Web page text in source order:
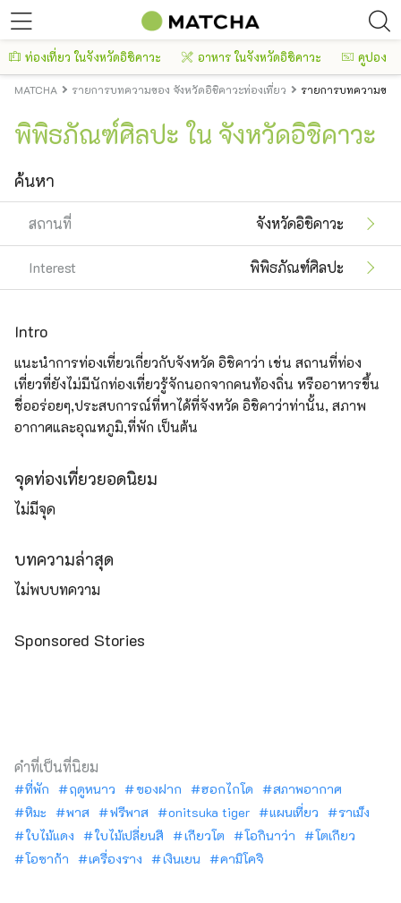
ท่องเที่ยว ในจังหวัดอิชิคาวะ อาหาร ในจังหวัดอิชิคาวะ คูปอง
MATCHA รายการบทความของ จังหวัดอิชิคาวะท่องเที่ยว รายการบทความขอ
พิพิธภัณฑ์ศิลปะ ใน จังหวัดอิชิคาวะ
ค้นหา
สถานที่ จังหวัดอิชิคาวะ
Interest พิพิธภัณฑ์ศิลปะ
Intro
แนะนำการท่องเที่ยวเกี่ยวกับจังหวัด อิชิคาว่า เช่น สถานที่ท่อง
เที่ยวที่ยังไม่มีนักท่องเที่ยวรู้จักนอกจากคนท้องถิ่น หรืออาหารขึ้น
ชื่ออร่อยๆ,ประสบการณ์ที่หาได้ที่จังหวัด อิชิคาว่าท่านั้น, สภาพ
อากาศและอุณหภูมิ,ที่พัก เป็นต้น
จุดท่องเที่ยวยอดนิยม
ไม่มีจุด
บทความล่าสุด
ไม่พบบทความ
Sponsored Stories
คำที่เป็นที่นิยม
ที่พัก ฤดูหนาว ของฝาก ฮอกไกโด
สภาพอากาศ
หิมะ
พาส ฟรีพาส onitsuka tiger แผนเที่ยว
ราเม็ง
ใบไม้แดง
ใบไม้เปลี่ยนสี เกียวโต โอกินาว่า
โตเกียว
โอซาก้า
เครื่องราง เงินเยน คามิโคจิ